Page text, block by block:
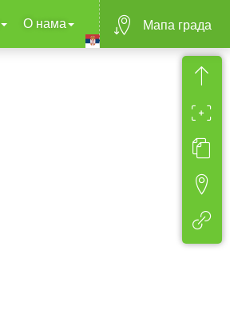
Mапа града
О нама